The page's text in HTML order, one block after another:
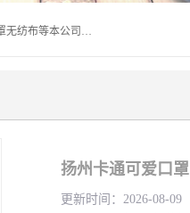
常熟市百利弗无纺制品有限公司主营：无纺布制品、医用无纺布、服装辅料衬布、眼贴无纺布、口罩无纺布等本公司专业从事无纺布制品的生产及销售。生产各种规格裁片折叠无纺布、一次性足浴巾、卷材服装衬布、印花复合类无纺布制品、环保购物袋、电子产品包装袋以及特殊功能新型无纺布。广泛用于服装，基布，包装，家居建筑、卫生材料等领域。
扬州卡通可爱口
更新时间：2026-08-